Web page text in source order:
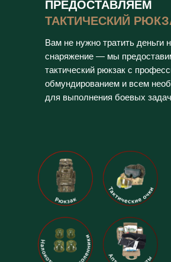
ПРЕДОСТАВЛЯЕМ
ТАКТИЧЕСКИЙ
Вам не нужно тратить деньги
снаряжение — мы
тактический рюкзак с
обмундированием и всем
для выполнения боевых задач